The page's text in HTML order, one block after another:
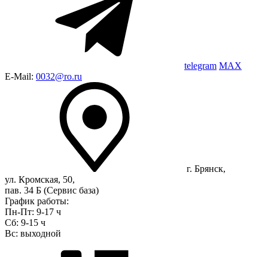
telegram MAX
E-Mail: 0032@ro.ru
г. Брянск,
ул. Кромская, 50,
пав. 34 Б (Сервис база)
График работы:
Пн-Пт: 9-17 ч
Сб: 9-15 ч
Вс: выходной